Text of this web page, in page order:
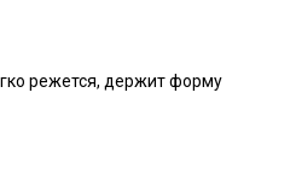
режется, держит форму